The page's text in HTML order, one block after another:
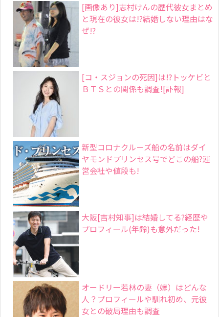
[画像あり]志村けんの歴代彼女まとめ
と現在の彼女は!?結婚しない理由はな
ぜ!?
[コ・スジョンの死因]は!?トッケビと
ＢＴＳとの関係も調査![訃報]
新型コロナクルーズ船の名前はダイ
ヤモンドプリンセス号でどこの船?運
営会社や値段も!
大阪[吉村知事]は結婚してる?経歴や
プロフィール(年齢)も意外だった!
オードリー若林の妻（嫁）はどんな
人？プロフィールや馴れ初め、元彼
女との破局理由も調査